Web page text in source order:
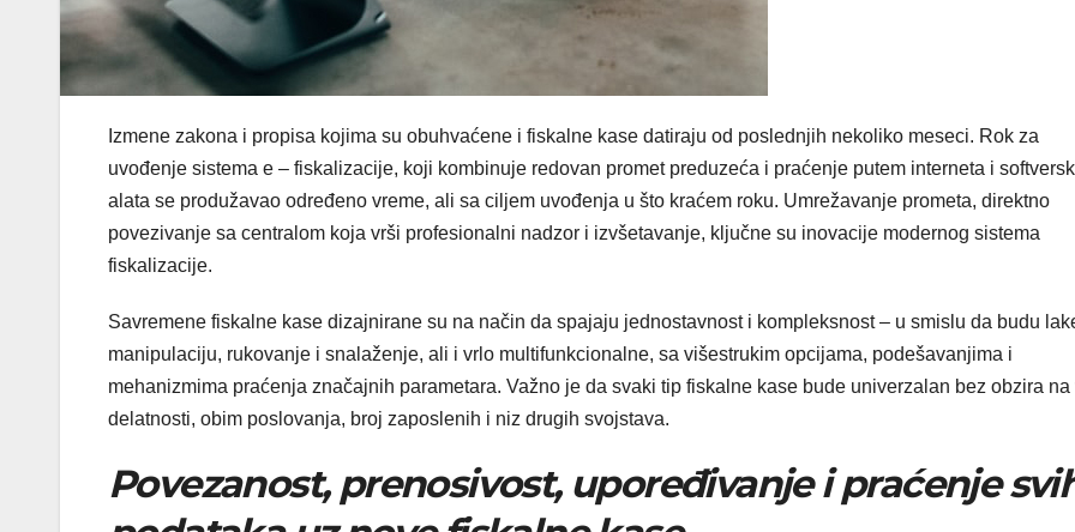
Izmene zakona i propisa kojima su obuhvaćene i fiskalne kase datiraju od poslednjih nekoliko meseci. Rok za
uvođenje sistema e – fiskalizacije, koji kombinuje redovan promet preduzeća i praćenje putem interneta i
alata se produžavao određeno vreme, ali sa ciljem uvođenja u što kraćem roku. Umrežavanje prometa, direktno
povezivanje sa centralom koja vrši profesionalni nadzor i izvšetavanje, ključne su inovacije modernog sistema
fiskalizacije.
Savremene fiskalne kase dizajnirane su na način da spajaju jednostavnost i kompleksnost – u smislu da budu
manipulaciju, rukovanje i snalaženje, ali i vrlo multifunkcionalne, sa višestrukim opcijama, podešavanjima i
mehanizmima praćenja značajnih parametara. Važno je da svaki tip fiskalne kase bude univerzalan bez obzira na
delatnosti, obim poslovanja, broj zaposlenih i niz drugih svojstava.
Povezanost, prenosivost, upoređivanje i praćenje